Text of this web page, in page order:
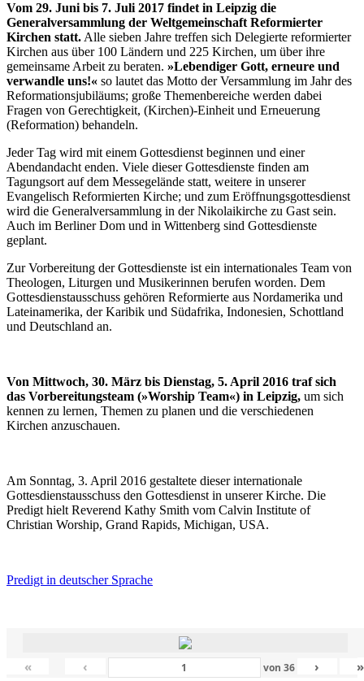
Vom 29. Juni bis 7. Juli 2017 findet in Leipzig die
Generalversammlung der Weltgemeinschaft Reformierter
Kirchen statt.Alle sieben Jahre treffen sich Delegierte reformierter
Kirchen aus über 100 Ländern und 225 Kirchen, um über ihre
gemeinsame Arbeit zu beraten. »Lebendiger Gott, erneure und
verwandle uns!« so lautet das Motto der Versammlung im Jahr des
Reformationsjubiläums; große Themenbereiche werden dabei
Fragen von Gerechtigkeit, (Kirchen)-Einheit und Erneuerung
(Reformation) behandeln.
Jeder Tag wird mit einem Gottesdienst beginnen und einer
Abendandacht enden. Viele dieser Gottesdienste finden am
Tagungsort auf dem Messegelände statt, weitere in unserer
Evangelisch Reformierten Kirche; und zum Eröffnungsgottesdienst
wird die Generalversammlung in der Nikolaikirche zu Gast sein.
Auch im Berliner Dom und in Wittenberg sind Gottesdienste
geplant.
Zur Vorbereitung der Gottesdienste ist ein internationales Team von
Theologen, Liturgen und Musikerinnen berufen worden. Dem
Gottesdienstausschuss gehören Reformierte aus Nordamerika und
Lateinamerika, der Karibik und Südafrika, Indonesien, Schottland
und Deutschland an.
Von Mittwoch, 30. März bis Dienstag, 5. April 2016 traf sich
das Vorbereitungsteam (»Worship Team«) in Leipzig, um sich
kennen zu lernen, Themen zu planen und die verschiedenen
Kirchen anzuschauen.
Am Sonntag, 3. April 2016 gestaltete dieser internationale
Gottesdienstausschuss den Gottesdienst in unserer Kirche. Die
Predigt hielt Reverend Kathy Smith vom Calvin Institute of
Christian Worship, Grand Rapids, Michigan, USA.
Predigt in deutscher Sprache
« ‹ von 36 › »